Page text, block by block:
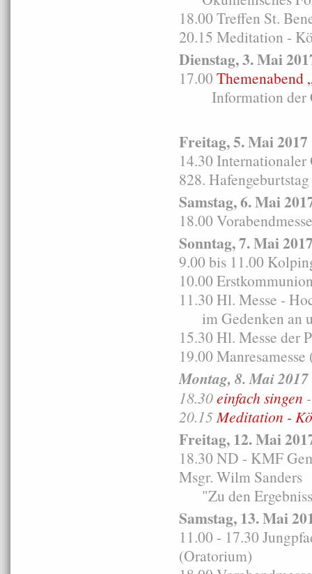
18.00 Treffen St.
20.15 Meditation -
Dienstag, 3. Mai
17.00 Themenabend
Information der
Freitag, 5. Mai 2017
14.30
828. Hafengeburtstag
Samstag, 6. Mai
18.00
Sonntag, 7. Mai
9.00 bis 11.00
10.00
11.30 Hl. Messe -
im Gedenken an
15.30 Hl. Messe der
19.00
Montag, 8. Mai 2017
18.30einfach singen
20.15 Meditation -
Freitag, 12. Mai
18.30 ND - KMF
Msgr. Wilm Sanders
"Zu den
Samstag, 13. Mai
11.00 - 17.30
(Oratorium)